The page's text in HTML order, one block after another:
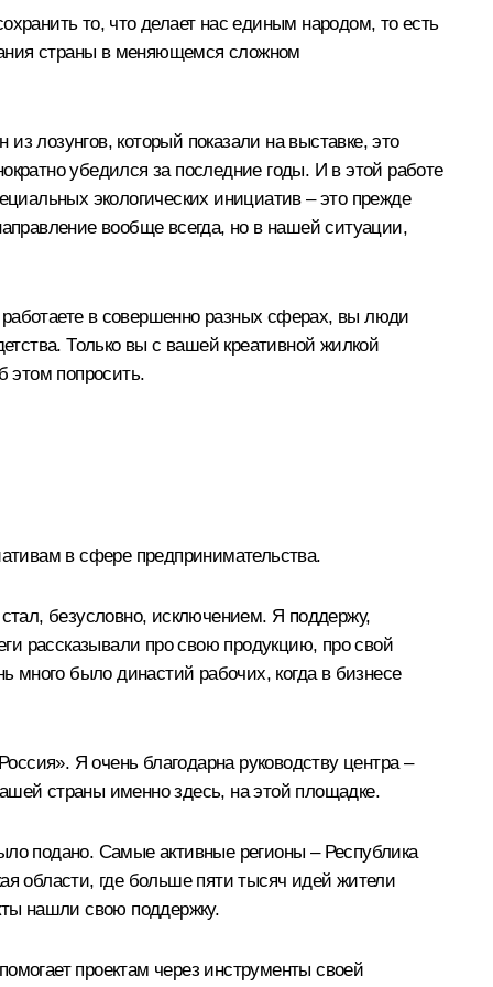
то, что делает нас единым народом, то есть
страны в меняющемся сложном
лозунгов, который показали на выставке, это
убедился за последние годы. И в этой работе
экологических инициатив – это прежде
вообще всегда, но в нашей ситуации,
в совершенно разных сферах, вы люди
Только вы с вашей креативной жилкой
попросить.
в сфере предпринимательства.
безусловно, исключением. Я поддержу,
рассказывали про свою продукцию, про свой
много было династий рабочих, когда в бизнесе
Я очень благодарна руководству центра –
страны именно здесь, на этой площадке.
подано. Самые активные регионы – Республика
области, где больше пяти тысяч идей жители
нашли свою поддержку.
проектам через инструменты своей